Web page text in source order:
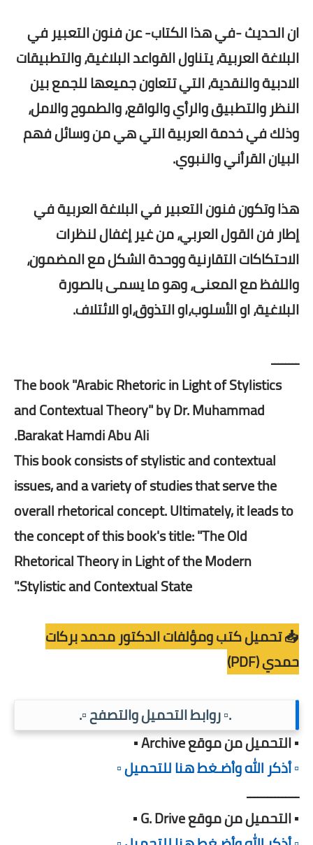
ان الحديث -في هذا الكتاب- عن فنون التعبير في
البلاغة العربية، يتناول القواعد البلاغية، والتطبيقات
الادبية والنقدية، التي تتعاون جميعها للجمع بين
النظر والتطبيق والرأي والواقع، والطموح والامل،
وذلك في خدمة العربية التي هي من وسائل فهم
البيان القرأني والنبوي.
هذا وتكون فنون التعبير في البلاغة العربية في
إطار فن القول العربي، من غير إغفال لنظرات
الاحتكاكات التقارنية ووحدة الشكل مع المضمون،
واللفظ مع المعنى، وهو ما يسمى بالصورة
البلاغية، او الأسلوب،او التذوق،او الائتلاف.
ــــــــ
The book "Arabic Rhetoric in Light of Stylistics
and Contextual Theory" by Dr. Muhammad
Barakat Hamdi Abu Ali.
This book consists of stylistic and contextual
issues, and a variety of studies that serve the
overall rhetorical concept. Ultimately, it leads to
the concept of this book's title: "The Old
Rhetorical Theory in Light of the Modern
Stylistic and Contextual State."
📥 تحميل كتب ومؤلفات الدكتور محمد بركات
حمدي (PDF)
.▫️ روابط التحميل والتصفح ▫️.
▪️ التحميل من موقع Archive ▪️
▫️ أذكر الله وأضـغط هنا للتحميل ▫️
ـــــــــــــــ
▪️ التحميل من موقع G. Drive ▪️